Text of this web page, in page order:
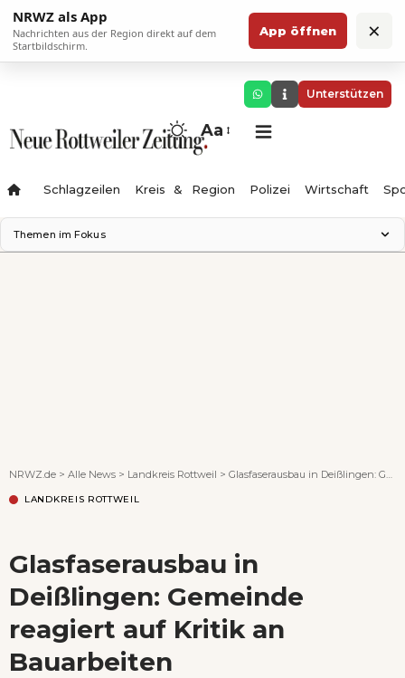
NRWZ als App
Nachrichten aus der Region direkt auf dem
Startbildschirm.
App öffnen ×
Unterstützen
Aa
Schlagzeilen Kreis & Region Polizei Wirtschaft
Themen im Fokus
NRWZ.de > Alle News > Landkreis Rottweil > Glasfaserausbau in Deißlingen: Gemeinde reagiert auf Kritik an Bauarbeiten
LANDKREIS ROTTWEIL
Glasfaserausbau in
Deißlingen: Gemeinde
reagiert auf Kritik an
Bauarbeiten